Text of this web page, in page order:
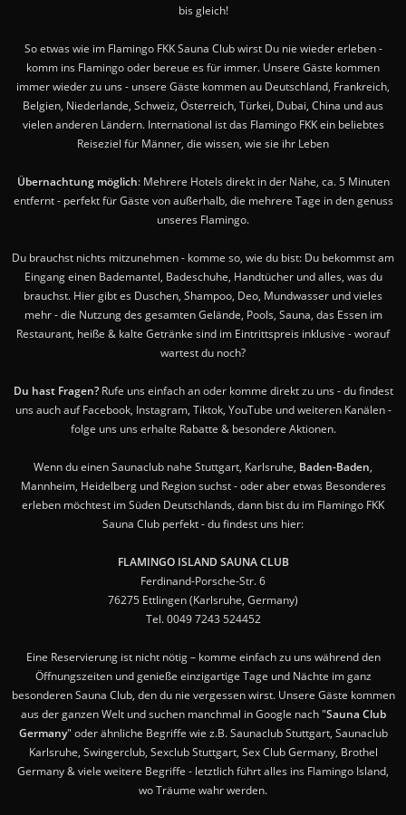
bis gleich!
So etwas wie im Flamingo FKK Sauna Club wirst Du nie wieder erleben -
komm ins Flamingo oder bereue es für immer. Unsere Gäste kommen
immer wieder zu uns - unsere Gäste kommen au Deutschland, Frankreich,
Belgien, Niederlande, Schweiz, Österreich, Türkei, Dubai, China und aus
vielen anderen Ländern. International ist das Flamingo FKK ein beliebtes
Reiseziel für Männer, die wissen, wie sie ihr Leben
Übernachtung möglich: Mehrere Hotels direkt in der Nähe, ca. 5 Minuten
entfernt - perfekt für Gäste von außerhalb, die mehrere Tage in den genuss
unseres Flamingo.
Du brauchst nichts mitzunehmen - komme so, wie du bist: Du bekommst am
Eingang einen Bademantel, Badeschuhe, Handtücher und alles, was du
brauchst. Hier gibt es Duschen, Shampoo, Deo, Mundwasser und vieles
mehr - die Nutzung des gesamten Gelände, Pools, Sauna, das Essen im
Restaurant, heiße & kalte Getränke sind im Eintrittspreis inklusive - worauf
wartest du noch?
Du hast Fragen?Rufe uns einfach an oder komme direkt zu uns - du findest
uns auch auf Facebook, Instagram, Tiktok, YouTube und weiteren Kanälen -
folge uns uns erhalte Rabatte & besondere Aktionen.
Wenn du einen Saunaclub nahe Stuttgart, Karlsruhe, Baden-Baden,
Mannheim, Heidelberg und Region suchst - oder aber etwas Besonderes
erleben möchtest im Süden Deutschlands, dann bist du im Flamingo FKK
Sauna Club perfekt - du findest uns hier:
FLAMINGO ISLAND SAUNA CLUB
Ferdinand-Porsche-Str. 6
76275 Ettlingen (Karlsruhe, Germany)
Tel. 0049 7243 524452
Eine Reservierung ist nicht nötig – komme einfach zu uns während den
Öffnungszeiten und genieße einzigartige Tage und Nächte im ganz
besonderen Sauna Club, den du nie vergessen wirst. Unsere Gäste kommen
aus der ganzen Welt und suchen manchmal in Google nach "Sauna Club
Germany" oder ähnliche Begriffe wie z.B. Saunaclub Stuttgart, Saunaclub
Karlsruhe, Swingerclub, Sexclub Stuttgart, Sex Club Germany, Brothel
Germany & viele weitere Begriffe - letztlich führt alles ins Flamingo Island,
wo Träume wahr werden.